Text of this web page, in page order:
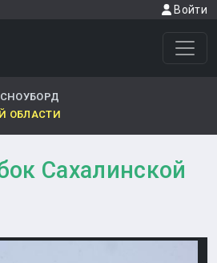
Войти
СНОУБОРД
ОБЛАСТИ
Сахалинской